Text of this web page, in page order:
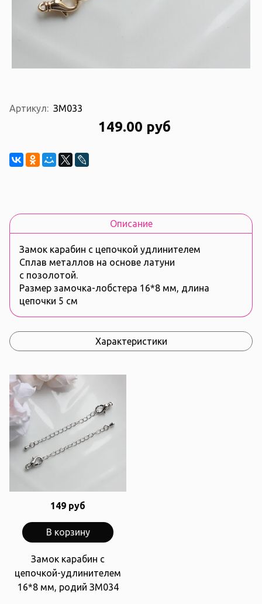
Артикул: ЗМ033
149.00 руб
Описание
Замок карабин с цепочкой удлинителем
Сплав металлов на основе латуни
с позолотой.
Размер замочка-лобстера 16*8 мм, длина
цепочки 5 см
Характеристики
149 руб
В корзину
Замок карабин с
цепочкой-удлинителем
16*8 мм, родий ЗМ034